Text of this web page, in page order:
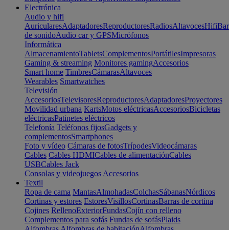
Electrónica
Audio y hifi
AuricularesAdaptadoresReproductoresRadiosAltavocesHifi
de sonidoAudio car y GPSMicrófonos
Informática
AlmacenamientoTabletsComplementosPortátilesImpresoras
Gaming & streaming Monitores gamingAccesorios
Smart home TimbresCámarasAltavoces
Wearables Smartwatches
Televisión
AccesoriosTelevisoresReproductoresAdaptadoresProyectores
Movilidad urbana KartsMotos eléctricasAccesoriosBicicletas
eléctricasPatinetes eléctricos
Telefonía Teléfonos fijosGadgets y
complementosSmartphones
Foto y vídeo Cámaras de fotosTrípodesVideocámaras
Cables Cables HDMICables de alimentaciónCables
USBCables Jack
Consolas y videojuegos Accesorios
Textil
Ropa de cama MantasAlmohadasColchasSábanasNórdicos
Cortinas y estores EstoresVisillosCortinasBarras de cortina
Cojines RellenoExteriorFundasCojín con relleno
Complementos para sofás Fundas de sofásPlaids